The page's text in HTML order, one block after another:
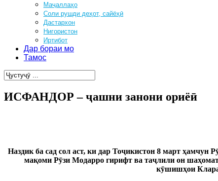
Маҷаллаҳо
Соли рушди деҳот, сайёҳӣ
Дастархон
Нигористон
Иртибот
Дар бораи мо
Тамос
ИСФАНДОР – ҷашни занони ориёӣ
Наздик ба сад сол аст, ки дар Тоҷикистон 8 март
мақоми Рӯзи Модарро гирифт ва таҷлили он
кӯшишҳои